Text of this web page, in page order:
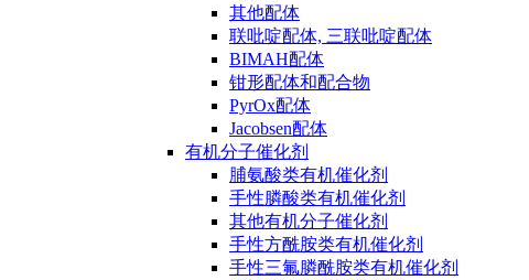
其他配体
联吡啶配体, 三联吡啶配体
BIMAH配体
钳形配体和配合物
PyrOx配体
Jacobsen配体
有机分子催化剂
脯氨酸类有机催化剂
手性膦酸类有机催化剂
其他有机分子催化剂
手性方酰胺类有机催化剂
手性三氟膦酰胺类有机催化剂